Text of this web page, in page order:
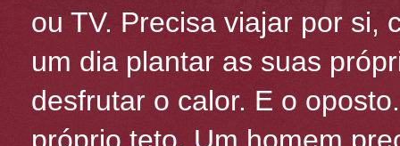
ou TV. Precisa viajar por si,
um dia plantar as suas
desfrutar o calor. E o